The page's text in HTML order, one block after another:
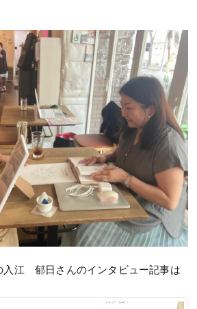
入江 郁日さんのインタビュー記事は